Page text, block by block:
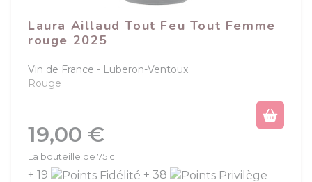
Laura Aillaud Tout Feu Tout Femme
rouge 2025
Vin de France
Luberon-Ventoux
Rouge
Prix
19,00 €
La bouteille de 75 cl
+ 19 + 38